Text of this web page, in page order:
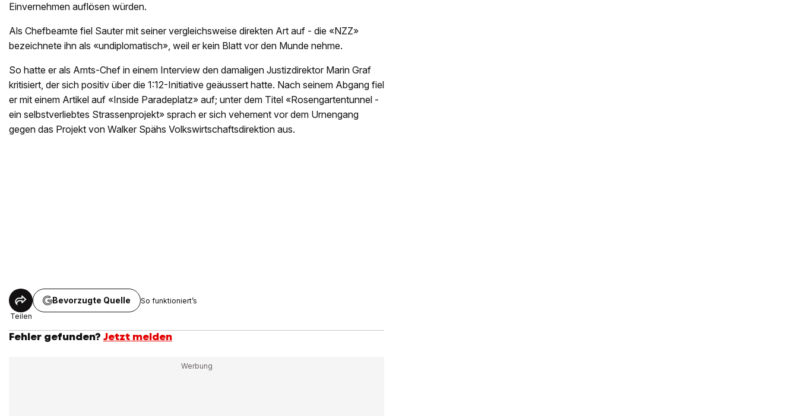
Einvernehmen auflösen würden.
Als Chefbeamte fiel Sauter mit seiner vergleichsweise direkten Art auf - die «NZZ»
bezeichnete ihn als «undiplomatisch», weil er kein Blatt vor den Munde nehme.
So hatte er als Amts-Chef in einem Interview den damaligen Justizdirektor Marin Graf
kritisiert, der sich positiv über die 1:12-Initiative geäussert hatte. Nach seinem Abgang fiel
er mit einem Artikel auf «Inside Paradeplatz» auf; unter dem Titel «Rosengartentunnel -
ein selbstverliebtes Strassenprojekt» sprach er sich vehement vor dem Urnengang
gegen das Projekt von Walker Spähs Volkswirtschaftsdirektion aus.
Teilen
Bevorzugte Quelle So funktioniert’s
Fehler gefunden? Jetzt melden